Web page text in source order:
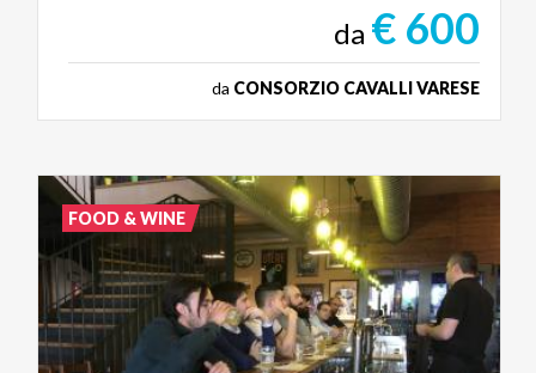
da € 600
da CONSORZIO CAVALLI VARESE
FOOD & WINE